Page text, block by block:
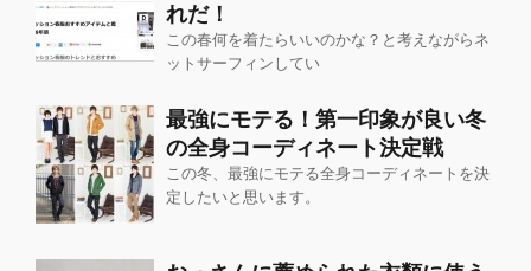
れだ！
この春何を着たらいいのかな？と考えながらネ
ットサーフィンしてい
最強にモテる！第一印象が良い冬
の全身コーディネート決定戦
この冬、最強にモテる全身コーディネートを決
定したいと思います。